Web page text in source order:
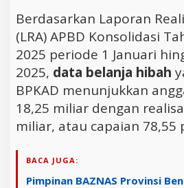
Berdasarkan Laporan
(LRA) APBD Konsolidasi
2025 periode 1 Januari
2025, data belanja hibah
BPKAD menunjukkan
18,25 miliar dengan
miliar, atau capaian 78,55
BACA JUGA:
Pimpinan BAZNAS Provinsi